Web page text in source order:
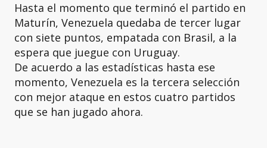
Hasta el momento que terminó el partido en
Maturín, Venezuela quedaba de tercer lugar
con siete puntos, empatada con Brasil, a la
espera que juegue con Uruguay.
De acuerdo a las estadísticas hasta ese
momento, Venezuela es la tercera selección
con mejor ataque en estos cuatro partidos
que se han jugado ahora.